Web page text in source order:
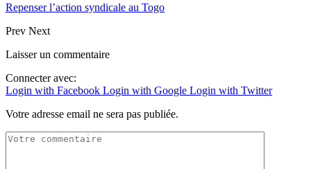
Repenser l’action syndicale au Togo
Prev Next
Laisser un commentaire
Connecter avec:
Login with Facebook Login with Google Login with Twitter
Votre adresse email ne sera pas publiée.